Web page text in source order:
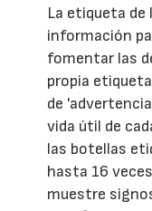
La etiqueta
información
fomentar las
propia
de
vida útil de
las botellas
hasta 16
muestre